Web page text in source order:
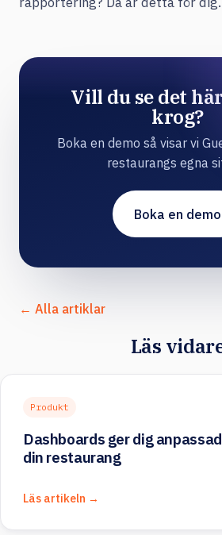
Vill du se det
krog?
Boka en demo så visar vi
restaurangs egna
Boka en demo
← Alla artiklar
Läs
Produkt
Dashboards ger dig
din restaurang
Läs artikeln →